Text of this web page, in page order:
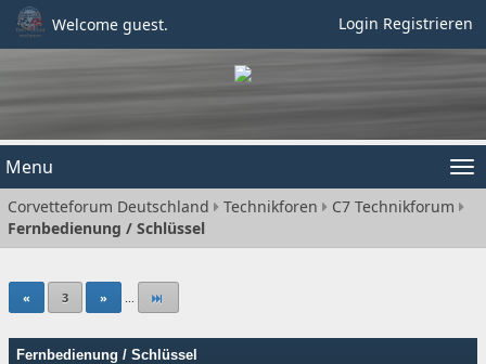
Welcome guest. Login Registrieren
Menu
Corvetteforum Deutschland Technikforen
C7 Technikforum
Fernbedienung / Schlüssel
« 3 » ...
Fernbedienung / Schlüssel